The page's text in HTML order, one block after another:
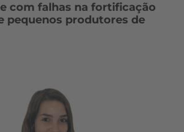
com falhas na fortificação
pequenos produtores de